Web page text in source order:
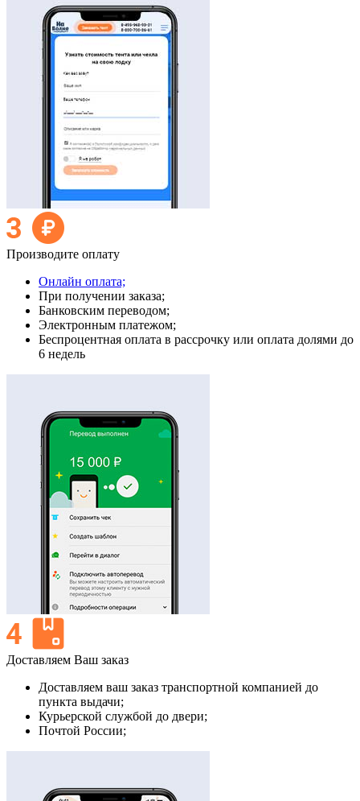
Производите оплату
Онлайн оплата;
При получении заказа;
Банковским переводом;
Электронным платежом;
Беспроцентная оплата в рассрочку или оплата долями до
6 недель
Доставляем Ваш заказ
Доставляем ваш заказ транспортной компанией до
пункта выдачи;
Курьерской службой до двери;
Почтой России;